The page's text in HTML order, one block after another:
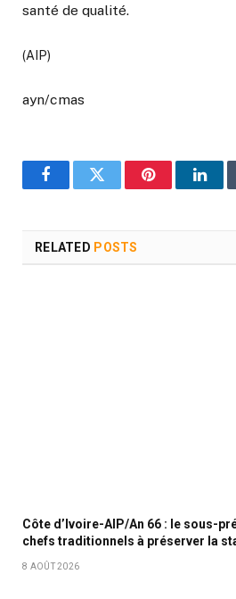
santé de qualité.
(AIP)
ayn/cmas
FacebookTwitter Pinterest
RELATED POSTS
Côte d’Ivoire-AIP/An 66 : le sous-
chefs traditionnels à préserver la
8 AOÛT 2026